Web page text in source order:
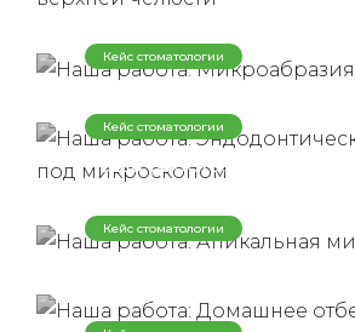
Кейс стоматологии
лечение под микроскопом
Кейс стоматологии
Наша работа: Апикальная
Кейс стоматологии
отбеливание зубов